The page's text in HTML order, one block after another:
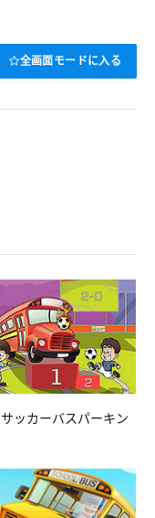
全画面モードに入る
ッカーバスパーキン